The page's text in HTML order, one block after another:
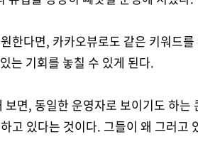
한다면, 카카오뷰로도 같은 키워드
는 기회를 놓칠 수 있게 된다.
면, 동일한 운영자로 보이기도 하는
고 있다는 것이다. 그들이 왜 그러고